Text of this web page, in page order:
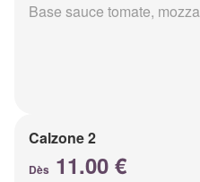
Base sauce tomate,
Calzone 2
Dès 11.00 €